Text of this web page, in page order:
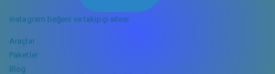
instagram beğeni ve takipçi sitesi
Araçlar
Paketler
Blog